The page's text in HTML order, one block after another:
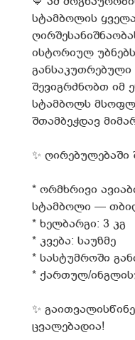
სტამბოლის
ისტორიულ
შევიგრძნობთ იმ
სტამბოლს
შთამბეჭდავ
✨ ღირებულებაში
* ორმხრივი
სტამბოლი —
* ხელბარგი: 3 კგ
* კვება: საუზმე
* სასტუმროში
* ქართულ/
✨
ცვალებადია!